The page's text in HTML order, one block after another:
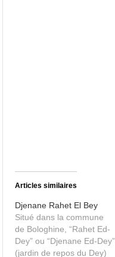
Articles similaires
Djenane Rahet El Bey
Situé dans la commune
de Bologhine, “Rahet Ed-
Dey” ou “Djenane Ed-Dey”
(jardin de repos du Dey)